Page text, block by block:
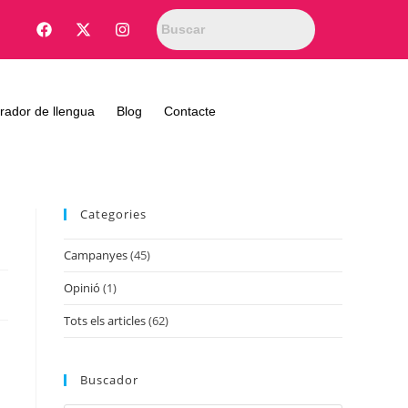
de llengua Blog Contacte
Categories
Campanyes(45)
Opinió (1)
Tots els articles(62)
Buscador